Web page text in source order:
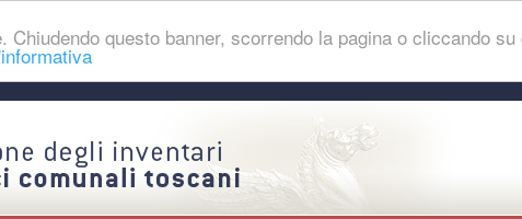
questo banner, scorrendo la pagina o cliccando su